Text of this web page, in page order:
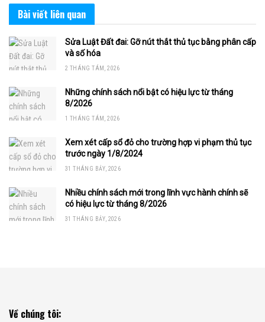
Bài viết liên quan
Sửa Luật Đất đai: Gỡ nút thắt thủ tục bằng phân cấp
và số hóa
2 THÁNG TÁM, 2026
Những chính sách nổi bật có hiệu lực từ tháng
8/2026
1 THÁNG TÁM, 2026
Xem xét cấp sổ đỏ cho trường hợp vi phạm thủ tục
trước ngày 1/8/2024
31 THÁNG BẢY, 2026
Nhiều chính sách mới trong lĩnh vực hành chính sẽ
có hiệu lực từ tháng 8/2026
31 THÁNG BẢY, 2026
Về chúng tôi: